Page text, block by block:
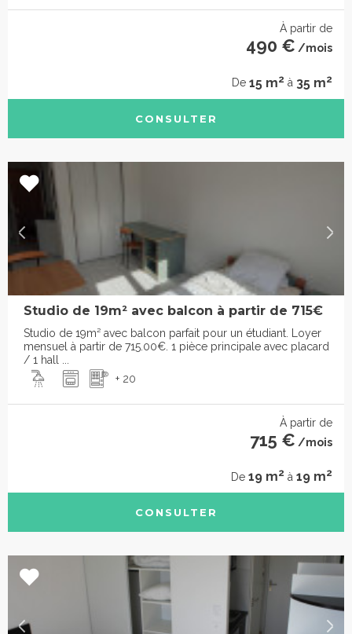
À partir de
490 € /mois
De 15 m2 à 35 m2
CONSULTER
Studio de 19m² avec balcon à partir de 715€
Studio de 19m² avec balcon parfait pour un étudiant. Loyer
mensuel à partir de 715.00€. 1 pièce principale avec placard
/ 1 hall ...
+ 20
À partir de
715 € /mois
De 19 m2 à 19 m2
CONSULTER